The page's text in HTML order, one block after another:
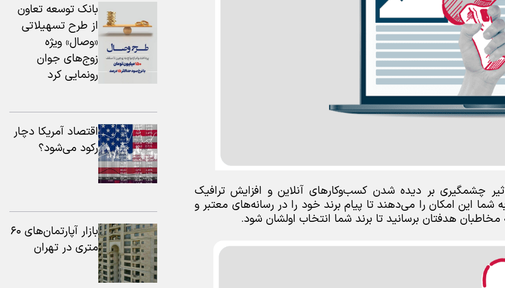
چشمگیری بر دیده شدن کسب‌وکارهای آنلاین و افزایش ترافیک
این امکان را می‌دهند تا پیام برند خود را در رسانه‌های معتبر و
هدفتان برسانید تا برند شما انتخاب اولشان شود.
بانک توسعه تعاون
از طرح تسهیلاتی
«وصال» ویژه
زوج‌های جوان
رونمایی کرد
اقتصاد آمریکا دچار
رکود می‌شود؟
بازار آپارتمان‌های ۶۰
متری در تهران